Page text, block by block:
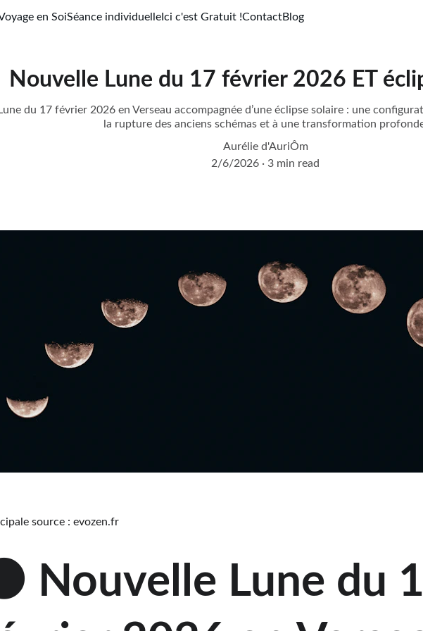
en SoiSéance individuelle Ici c'est Gratuit !ContactBlog
Nouvelle Lune du 17 février 2026 ET
du 17 février 2026 en Verseau accompagnée d’une éclipse solaire : une
la rupture des anciens schémas et à une transformation
Aurélie d'AuriÔm
2/6/2026
3 min read
source : evozen.fr
Nouvelle Lune du